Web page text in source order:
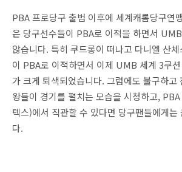
PBA 프로당구 출범 이후에 세계캐롬당구연
은 당구선수들이 PBA로 이적을 하면서
않습니다. 특히 쿠드롱이 떠나고 다니엘 산
이 PBA로 이적하면서 이제 UMB 세계 3쿠
가 크게 퇴색되었습니다. 그럼에도 불구하고
왕들이 경기를 펼치는 모습을 시청하고,
텍스)에서 직관할 수 있다면 당구팬들에게는
다.